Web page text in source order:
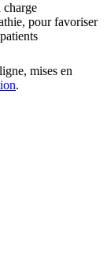
charge
pour favoriser
mises en
.